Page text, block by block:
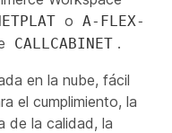
o A-FLEX-
CALLCABINET .
en la nube, fácil
el cumplimiento, la
de la calidad, la